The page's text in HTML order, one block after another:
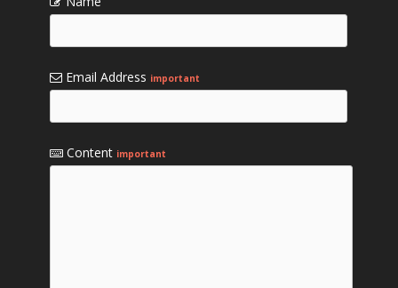
Email Address important
Content important